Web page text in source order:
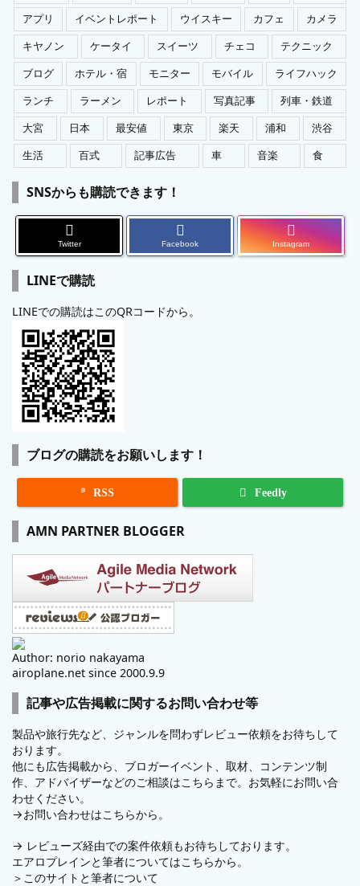
アプリ
イベントレポート ウイスキー カフェ
カメラ
キヤノン
ケータイ スイーツ チェコ
テクニック
ブログ
ホテル・宿 モニター モバイル
ライフハック
ランチ
ラーメン レポート 写真記事
列車・鉄道
大宮
日本 最安値 東京 楽天 浦和
渋谷
生活
百式 記事広告 車 音楽 食
SNSからも購読できます！
Twitter Facebook Instagram
LINEで購読
LINEでの購読はこのQRコードから。
ブログの購読をお願いします！
 RSS Feedly
AMN PARTNER BLOGGER
Author: norio nakayama
airoplane.net since 2000.9.9
記事や広告掲載に関するお問い合わせ等
製品や旅行先など、ジャンルを問わずレビュー依頼をお待ちして
おります。
他にも広告掲載から、ブロガーイベント、取材、コンテンツ制
作、アドバイザーなどのご相談はこちらまで。お気軽にお問い合
わせください。
→お問い合わせはこちらから。
→ レビューズ経由での案件依頼もお待ちしております。
エアロプレインと筆者についてはこちらから。
＞ このサイトと筆者について